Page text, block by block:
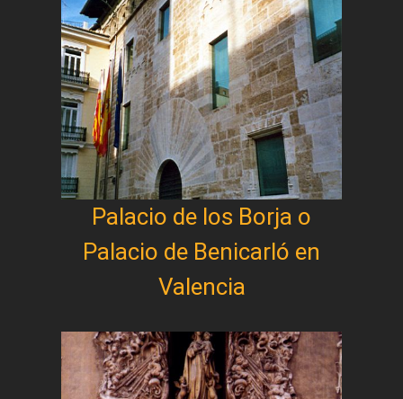
Palacio de los Borja o
Palacio de Benicarló en
Valencia